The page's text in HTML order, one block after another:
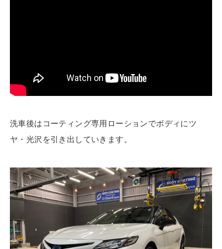
洗車後はコーティング専用ローションでボディにツ
ヤ・光沢を引き出していきます。